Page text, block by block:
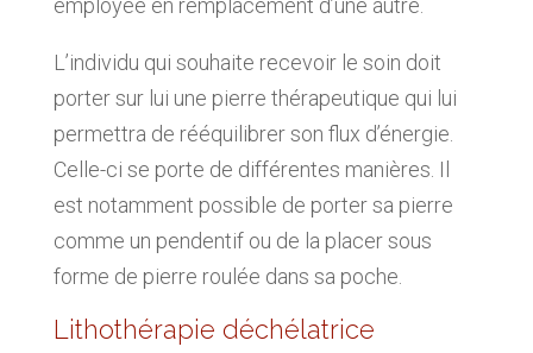
employée en remplacement d’une autre.
L’individu qui souhaite recevoir le soin doit
porter sur lui une pierre thérapeutique qui lui
permettra de rééquilibrer son flux d’énergie.
Celle-ci se porte de différentes manières. Il
est notamment possible de porter sa pierre
comme un pendentif ou de la placer sous
forme de pierre roulée dans sa poche.
Lithothérapie déchélatrice